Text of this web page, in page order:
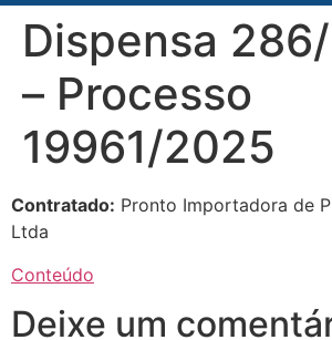
Dispensa
– Processo
19961/2025
Contratado: Pronto Importadora de
Ltda
Conteúdo
Deixe um